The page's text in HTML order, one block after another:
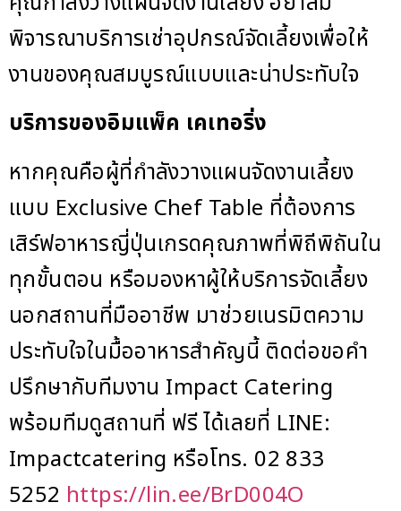
พิจารณาบริการเช่าอุปกรณ์จัดเลี้ยงเพื่อให้
งานของคุณสมบูรณ์แบบและน่าประทับใจ
บริการของอิมแพ็ค เคเทอริ่ง
หากคุณคือผู้ที่กำลังวางแผนจัดงานเลี้ยง
แบบ Exclusive Chef Table ที่ต้องการ
เสิร์ฟอาหารญี่ปุ่นเกรดคุณภาพที่พิถีพิถันใน
ทุกขั้นตอน หรือมองหาผู้ให้บริการจัดเลี้ยง
นอกสถานที่มืออาชีพ มาช่วยเนรมิตความ
ประทับใจในมื้ออาหารสำคัญนี้ ติดต่อขอคำ
ปรึกษากับทีมงาน Impact Catering
พร้อมทีมดูสถานที่ ฟรี ได้เลยที่ LINE:
Impactcatering หรือโทร. 02 833
5252 https://lin.ee/BrD004O